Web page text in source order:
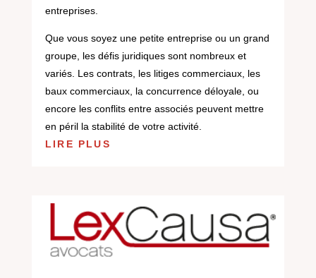
entreprises.
Que vous soyez une petite entreprise ou un grand
groupe, les défis juridiques sont nombreux et
variés. Les contrats, les litiges commerciaux, les
baux commerciaux, la concurrence déloyale, ou
encore les conflits entre associés peuvent mettre
en péril la stabilité de votre activité.
LIRE PLUS